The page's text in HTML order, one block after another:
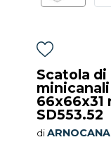
Scatola
minicanali
66x66x31
SD553.52
di